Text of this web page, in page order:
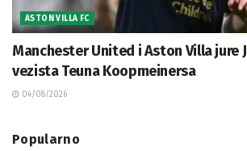
ASTON VILLA FC
Manchester United i Aston Villa jure
vezista Teuna Koopmeinersa
04/08/2026
Popularno